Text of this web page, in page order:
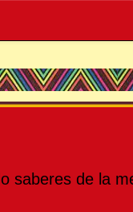
saberes de la